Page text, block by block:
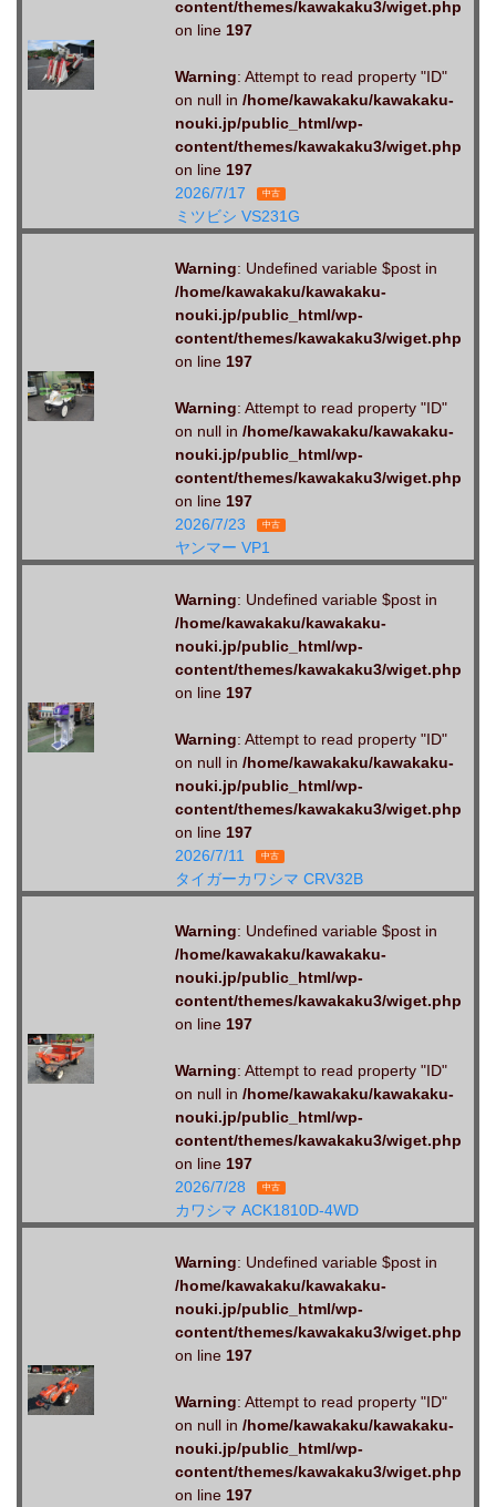
content/themes/kawakaku3/wiget.php
on line 197
Warning: Attempt to read property "ID"
on null in /home/kawakaku/kawakaku-
nouki.jp/public_html/wp-
content/themes/kawakaku3/wiget.php
on line 197
2026/7/17
中古
ミツビシ VS231G
Warning: Undefined variable $post in
/home/kawakaku/kawakaku-
nouki.jp/public_html/wp-
content/themes/kawakaku3/wiget.php
on line 197
Warning: Attempt to read property "ID"
on null in /home/kawakaku/kawakaku-
nouki.jp/public_html/wp-
content/themes/kawakaku3/wiget.php
on line 197
2026/7/23
中古
ヤンマー VP1
Warning: Undefined variable $post in
/home/kawakaku/kawakaku-
nouki.jp/public_html/wp-
content/themes/kawakaku3/wiget.php
on line 197
Warning: Attempt to read property "ID"
on null in /home/kawakaku/kawakaku-
nouki.jp/public_html/wp-
content/themes/kawakaku3/wiget.php
on line 197
2026/7/11
中古
タイガーカワシマ CRV32B
Warning: Undefined variable $post in
/home/kawakaku/kawakaku-
nouki.jp/public_html/wp-
content/themes/kawakaku3/wiget.php
on line 197
Warning: Attempt to read property "ID"
on null in /home/kawakaku/kawakaku-
nouki.jp/public_html/wp-
content/themes/kawakaku3/wiget.php
on line 197
2026/7/28
中古
カワシマ ACK1810D-4WD
Warning: Undefined variable $post in
/home/kawakaku/kawakaku-
nouki.jp/public_html/wp-
content/themes/kawakaku3/wiget.php
on line 197
Warning: Attempt to read property "ID"
on null in /home/kawakaku/kawakaku-
nouki.jp/public_html/wp-
content/themes/kawakaku3/wiget.php
on line 197